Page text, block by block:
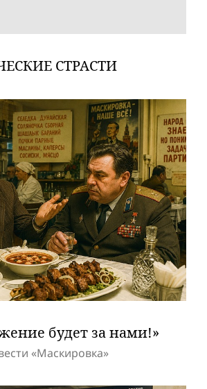
СТРАСТИ
будет за нами!»
«Маскировка»